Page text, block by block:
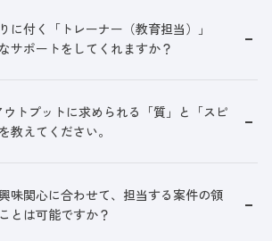
に付く「トレーナー（教育担当）」
サポートをしてくれますか？
ウトプットに求められる「質」と「スピ
教えてください。
味関心に合わせて、担当する案件の領
とは可能ですか？